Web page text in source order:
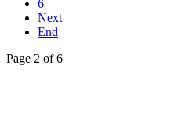
6
Next
End
Page 2 of 6